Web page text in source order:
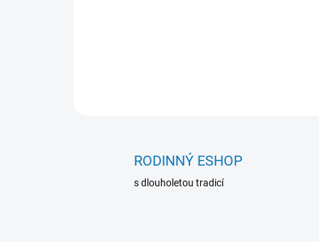
RODINNÝ ESHOP
s dlouholetou tradicí